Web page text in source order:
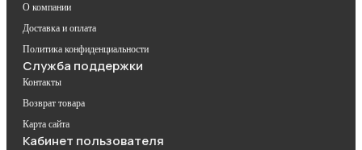
О компании
Доставка и оплата
Политика конфиденциальности
Служба поддержки
Контакты
Возврат товара
Карта сайта
Кабинет пользователя